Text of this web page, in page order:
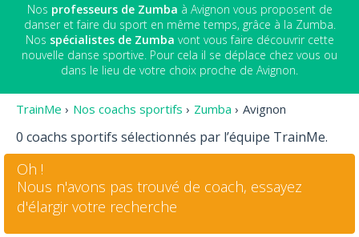
Nos professeurs de Zumba à Avignon vous proposent de
danser et faire du sport en même temps, grâce à la Zumba.
Nos spécialistes de Zumba vont vous faire découvrir cette
nouvelle danse sportive. Pour cela il se déplace chez vous ou
dans le lieu de votre choix proche de Avignon.
TrainMe › Nos coachs sportifs › Zumba › Avignon
0 coachs sportifs sélectionnés par l’équipe TrainMe.
Oh !
Nous n'avons pas trouvé de coach, essayez
d'élargir votre recherche